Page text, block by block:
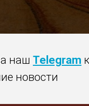
наш Telegram
новости